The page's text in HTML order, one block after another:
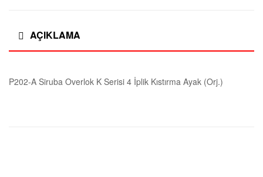
AÇIKLAMA
P202-A Siruba Overlok K Serisi 4 İplik Kıstırma Ayak (Orj.)